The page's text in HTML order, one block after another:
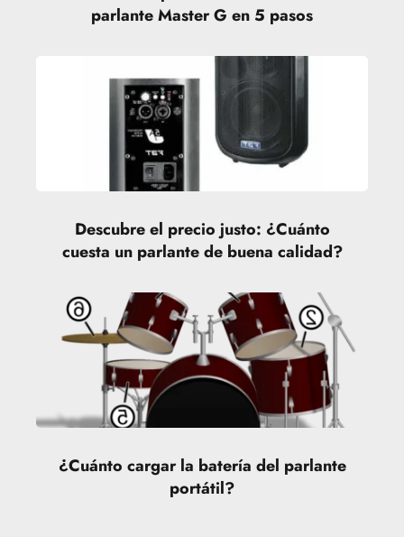
parlante Master G en 5 pasos
Descubre el precio justo: ¿Cuánto
cuesta un parlante de buena calidad?
¿Cuánto cargar la batería del parlante
portátil?